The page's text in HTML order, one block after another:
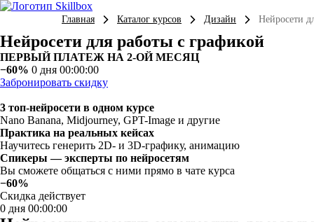
Главная Каталог курсов Дизайн Нейросети
Нейросети для работы с графикой
ПЕРВЫЙ ПЛАТЕЖ НА 2-ОЙ МЕСЯЦ
−60% 0 дня 00:00:00
Забронировать скидку
3 топ-нейросети в одном курсе
Nano Banana, Midjourney, GPT-Image и другие
Практика на реальных кейсах
Научитесь генерить 2D- и 3D-графику, анимацию
Спикеры — эксперты по нейросетям
Вы сможете общаться с ними прямо в чате курса
−60%
Скидка действует
0 дня 00:00:00